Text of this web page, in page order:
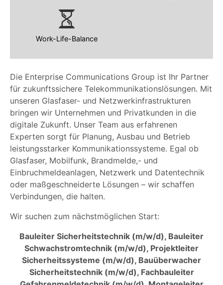
Die Enterprise Communications Group ist Ihr Partner
für zukunftssichere Telekommunikationslösungen. Mit
unseren Glasfaser- und Netzwerkinfrastrukturen
bringen wir Unternehmen und Privatkunden in die
digitale Zukunft. Unser Team aus erfahrenen
Experten sorgt für Planung, Ausbau und Betrieb
leistungsstarker Kommunikationssysteme. Egal ob
Glasfaser, Mobilfunk, Brandmelde,- und
Einbruchmeldeanlagen, Netzwerk und Datentechnik
oder maßgeschneiderte Lösungen – wir schaffen
Verbindungen, die halten.
Wir suchen zum nächstmöglichen Start:
Bauleiter Sicherheitstechnik (m/w/d), Bauleiter
Schwachstromtechnik (m/w/d), Projektleiter
Sicherheitssysteme (m/w/d), Bauüberwacher
Sicherheitstechnik (m/w/d), Fachbauleiter
Work-Life-Balance